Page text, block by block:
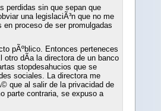
perdidas sin que sepan que
una legislaciÃ³n que no me
proceso de ser promulgadas
pÃºblico. Entonces perteneces
dÃ­a la directora de un banco
stopdesahucios que se
sociales. La directora me
que al salir de la privacidad de
parte contraria, se expuso a